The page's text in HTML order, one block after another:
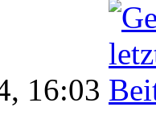
16:03